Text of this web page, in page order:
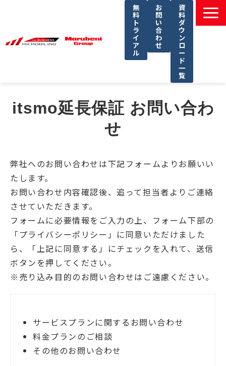
無
料
ト
ラ
イ
ア
ル
お
問
い
合
わ
せ
資
料
ダ
ウ
ン
ロ
ー
ド
一
覧
課題別ソリューション一覧
サービス一覧
セミナー
itsmo延長保証 お問い合わ
せ
弊社へのお問い合わせは下記フォームよりお願いい
たします。
お問い合わせ内容確認後、追って担当者よりご連絡
させていただきます。
フォームに必要情報をご入力の上、フォーム下部の
「プライバシーポリシー」に同意いただけました
ら、「上記に同意する」にチェックを入れて、送信
ボタンを押してください。
※売り込み目的のお問い合わせはご遠慮ください。
サービスプランに関するお問い合わせ
料金プランのご相談
その他のお問い合わせ